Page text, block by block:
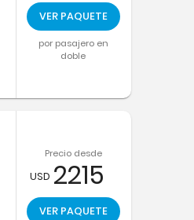
VER PAQUETE
por pasajero en
doble
Precio desde
USD 2215
VER PAQUETE